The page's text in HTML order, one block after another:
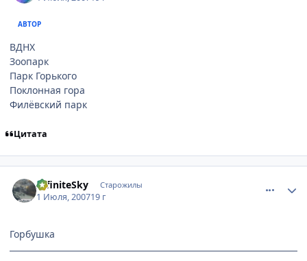
АВТОР
ВДНХ
Зоопарк
Парк Горького
Поклонная гора
Филёвский парк
Цитата
InfiniteSky Старожилы
1 Июля, 200719 г
Горбушка